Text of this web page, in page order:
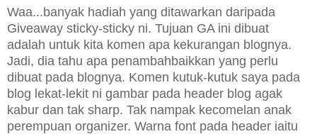
Waa...banyak hadiah yang ditawarkan daripada
Giveaway sticky-sticky ni. Tujuan GA ini dibuat
adalah untuk kita komen apa kekurangan blognya.
Jadi, dia tahu apa penambahbaikkan yang perlu
dibuat pada blognya. Komen kutuk-kutuk saya pada
blog lekat-lekit ni gambar pada header blog agak
kabur dan tak sharp. Tak nampak kecomelan anak
perempuan organizer. Warna font pada header iaitu